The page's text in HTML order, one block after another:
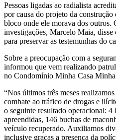
Pessoas ligadas ao radialista
por causa do projeto da construção
bloco onde ele morava dos outros.
investigações, Marcelo Maia,
para preservar as testemunhas do
Sobre a preocupação com a
informou que vem realizando
no Condomínio Minha Casa
“Nos últimos três meses
combate ao tráfico de drogas e
o seguinte resultado operacional: 4
apreendidas, 146 buchas de
veículo recuperado. Auxiliamos
inclusive graças a presença da